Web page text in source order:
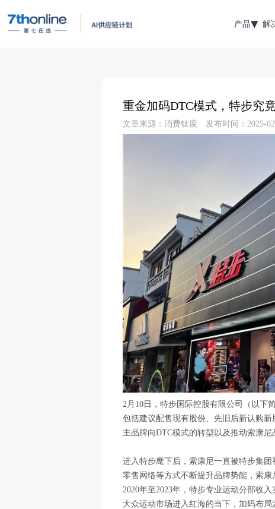
产品 解
重金加码DTC模式，特步究
文章来源：消费钛度 发布时间：2025-
2月10日，特步国际控股有限公司（以下
包括建议配售现有股份、先旧后新认购
主品牌向DTC模式的转型以及推动索康
进入特步麾下后，索康尼一直被特步集
零售网络等方式不断提升品牌势能，索
2020年至2023年，特步专业运动分部收
大众运动市场进入红海的当下，加码布